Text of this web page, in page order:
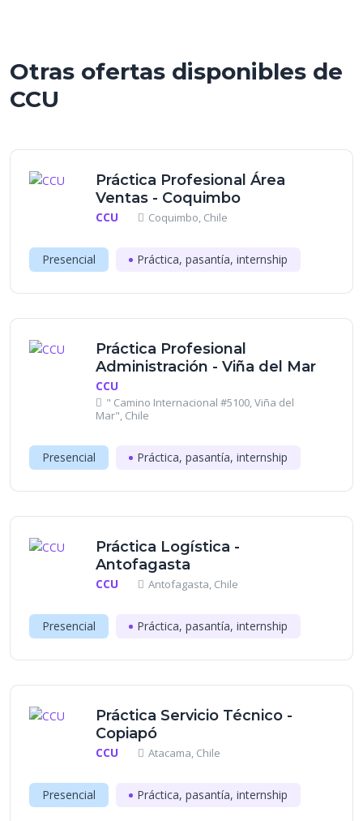
Otras ofertas disponibles de
CCU
Práctica Profesional Área
Ventas - Coquimbo
CCU Coquimbo, Chile
Presencial Práctica, pasantía, internship
Práctica Profesional
Administración - Viña del Mar
CCU
" Camino Internacional #5100, Viña del
Mar", Chile
Presencial Práctica, pasantía, internship
Práctica Logística -
Antofagasta
CCU Antofagasta, Chile
Presencial Práctica, pasantía, internship
Práctica Servicio Técnico -
Copiapó
CCU Atacama, Chile
Presencial Práctica, pasantía, internship